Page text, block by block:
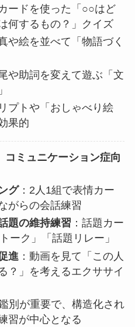
ードを使った「○○はど
何するもの？」クイズ
や絵を並べて「物語づく
や助詞を変えて遊ぶ「文
プトや「おしゃべり絵
果的
コミュニケーション症向
グ：2人1組で表情カー
がらの会話練習
題の維持練習 ：話題カー
ーク」「話題リレー」
進 ：動画を見て「この人
？」を考えるエクササイ
別が重要で、構造化され
習が中心となる